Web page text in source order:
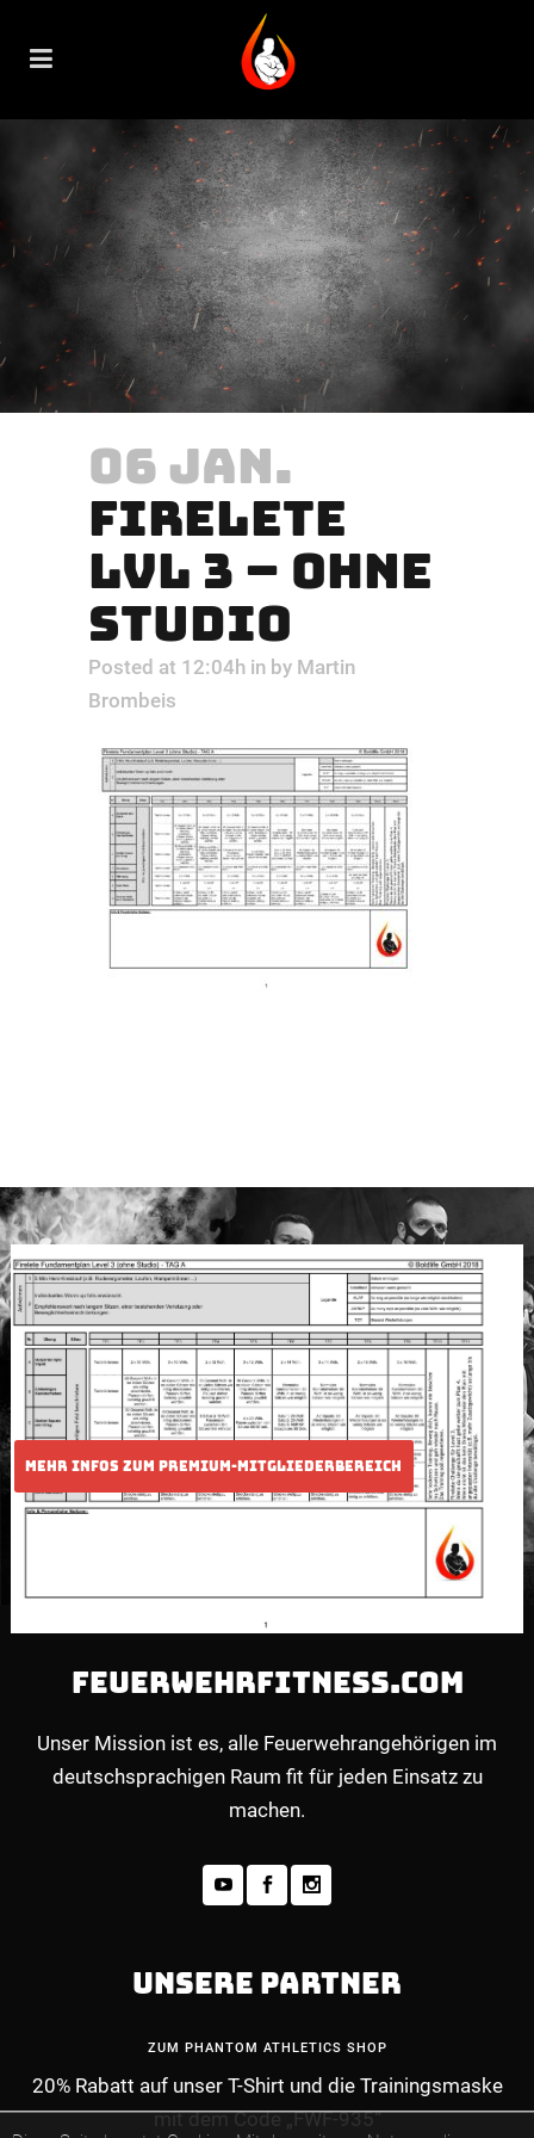
06 JAN.
FIRELETE
LVL 3 – OHNE
STUDIO
Posted at 12:04h in by Martin
Brombeis
FEUERWEHRFITNESS.COM
Unser Mission ist es, alle Feuerwehrangehörigen im
deutschsprachigen Raum fit für jeden Einsatz zu
machen.
UNSERE PARTNER
ZUM PHANTOM ATHLETICS SHOP
20% Rabatt auf unser T-Shirt und die Trainingsmaske
mit dem Code „FWF-935“